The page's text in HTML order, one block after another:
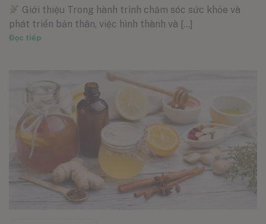
Giới thiệu Trong hành trình chăm sóc sức khỏe và
phát triển bản thân, việc hình thành và [...]
Đọc tiếp